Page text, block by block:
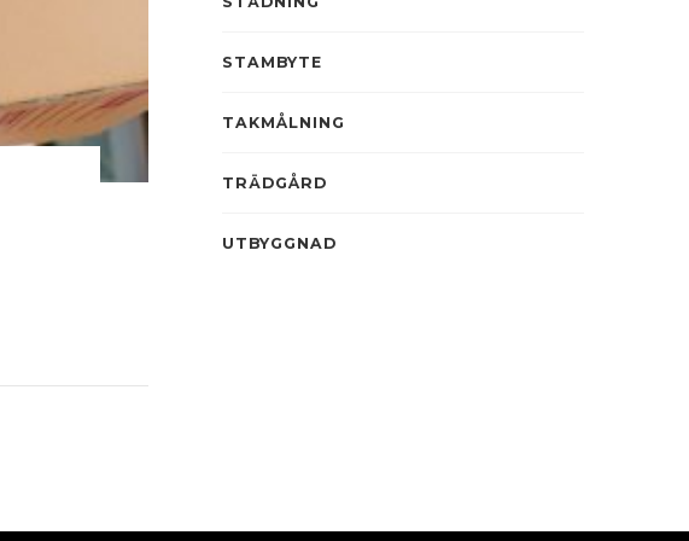
STAMBYTE
TAKMÅLNING
TRÄDGÅRD
UTBYGGNAD